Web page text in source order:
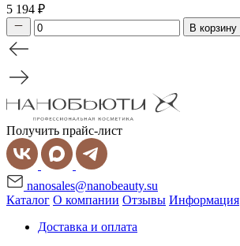
5 194 ₽
В корзину
Получить прайс-лист
nanosales@nanobeauty.su
Каталог О компании Отзывы Информация
Доставка и оплата